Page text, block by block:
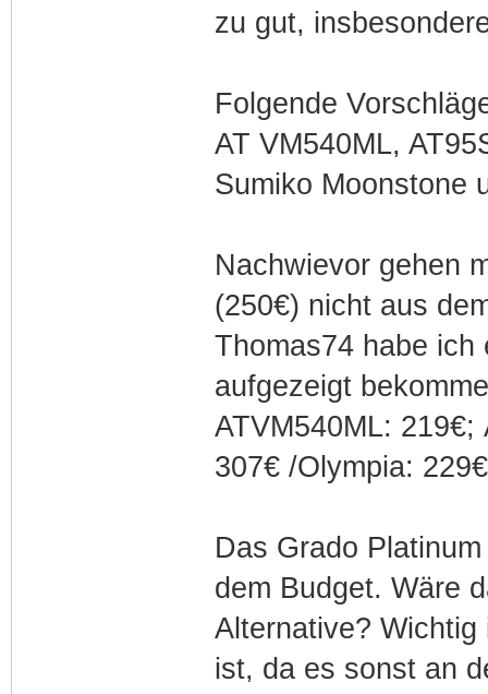
zu gut,
Folgende
AT VM540ML,
Sumiko Moonstone
Nachwievor gehen
(250€) nicht aus
Thomas74 habe ich
aufgezeigt
ATVM540ML:
307€ /Olympia:
Das Grado
dem Budget. Wäre
Alternative?
ist, da es sonst an